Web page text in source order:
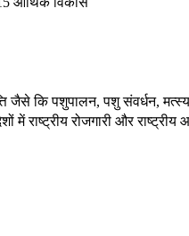
कि पशुपालन, पशु संवर्धन,
में राष्ट्रीय रोजगारी और